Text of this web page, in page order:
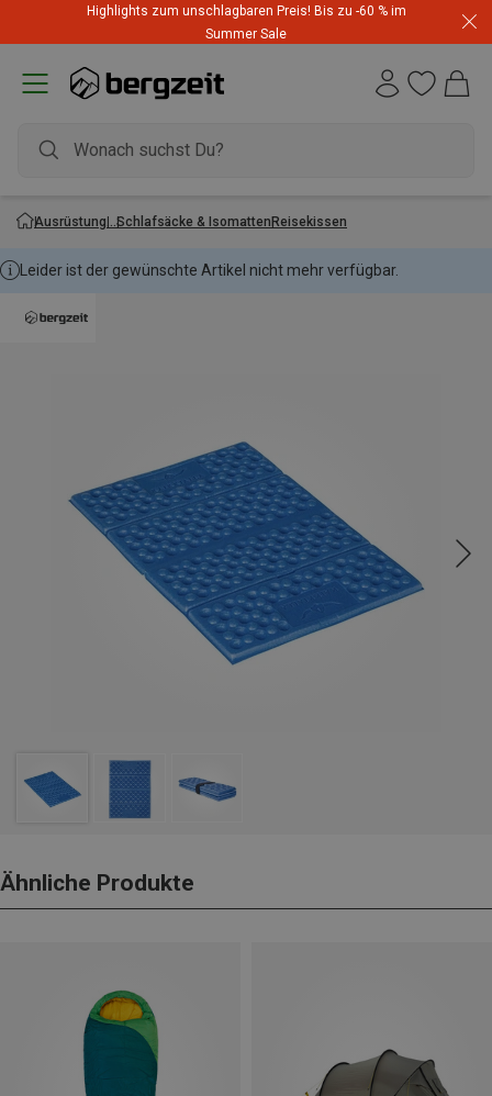
Highlights zum unschlagbaren Preis! Bis zu -60 % im
Summer Sale
Ausrüstung Schlafsäcke & IsomattenReisekissen
Leider ist der gewünschte Artikel nicht mehr verfügbar.
Ähnliche Produkte